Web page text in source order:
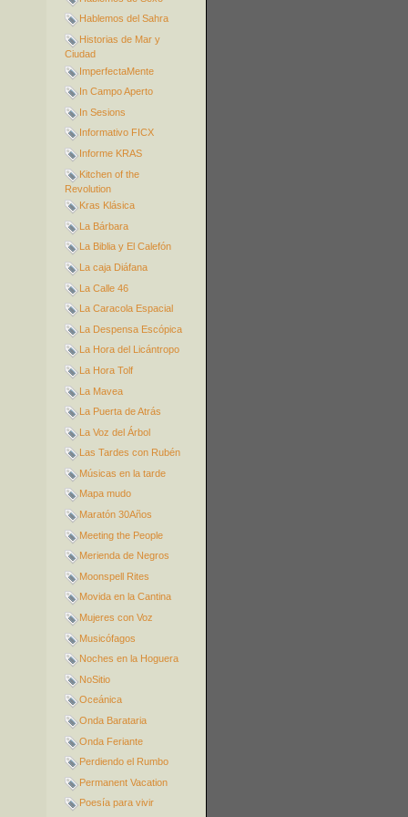
Hablemos del Sahra
Historias de Mar y
Ciudad
ImperfectaMente
In Campo Aperto
In Sesions
Informativo FICX
Informe KRAS
Kitchen of the
Revolution
Kras Klásica
La Bárbara
La Biblia y El Calefón
La caja Diáfana
La Calle 46
La Caracola Espacial
La Despensa Escópica
La Hora del Licántropo
La Hora Tolf
La Mavea
La Puerta de Atrás
La Voz del Árbol
Las Tardes con Rubén
Músicas en la tarde
Mapa mudo
Maratón 30Años
Meeting the People
Merienda de Negros
Moonspell Rites
Movida en la Cantina
Mujeres con Voz
Musicófagos
Noches en la Hoguera
NoSitio
Oceánica
Onda Barataria
Onda Feriante
Perdiendo el Rumbo
Permanent Vacation
Poesía para vivir